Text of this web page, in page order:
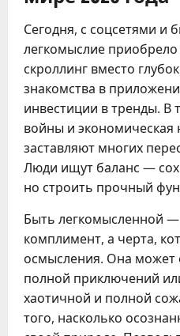
Сегодня, с соцсетями
легкомыслие
скроллинг вместо
знакомства в
инвестиции в тренды. В
войны и экономическая
заставляют многих
Люди ищут баланс —
но строить прочный
Быть легкомысленной
комплимент, а черта,
осмысления. Она может
полной приключений
хаотичной и полной
того, насколько